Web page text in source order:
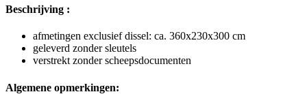
Beschrijving :
afmetingen exclusief dissel: ca. 360x230x300 cm
geleverd zonder sleutels
verstrekt zonder scheepsdocumenten
Algemene opmerkingen: